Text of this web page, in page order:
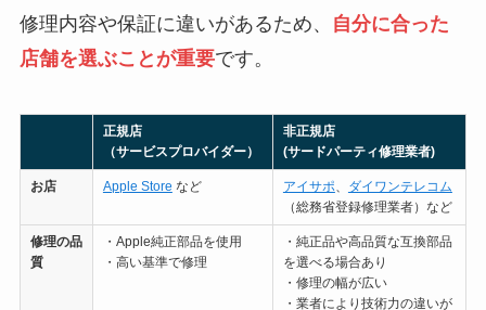
修理内容や保証に違いがあるため、
自分に合った
店舗を選ぶことが重要です。
正規店
（サービスプロバイダー）
非正規店
(サードパーティ修理業者)
お店 Apple Store など アイサポ、 ダイワンテレコム
（総務省登録修理業者）など
修理の品
質
・Apple純正部品を使用
・高い基準で修理
・純正品や高品質な互換部品
を選べる場合あり
・修理の幅が広い
・業者により技術力の違いが